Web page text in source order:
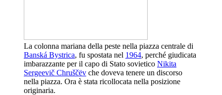
La colonna mariana della peste nella piazza centrale di
Banská Bystrica, fu spostata nel 1964, perché giudicata
imbarazzante per il capo di Stato sovietico Nikita
Sergeevič Chruščëv che doveva tenere un discorso
nella piazza. Ora è stata ricollocata nella posizione
originaria.